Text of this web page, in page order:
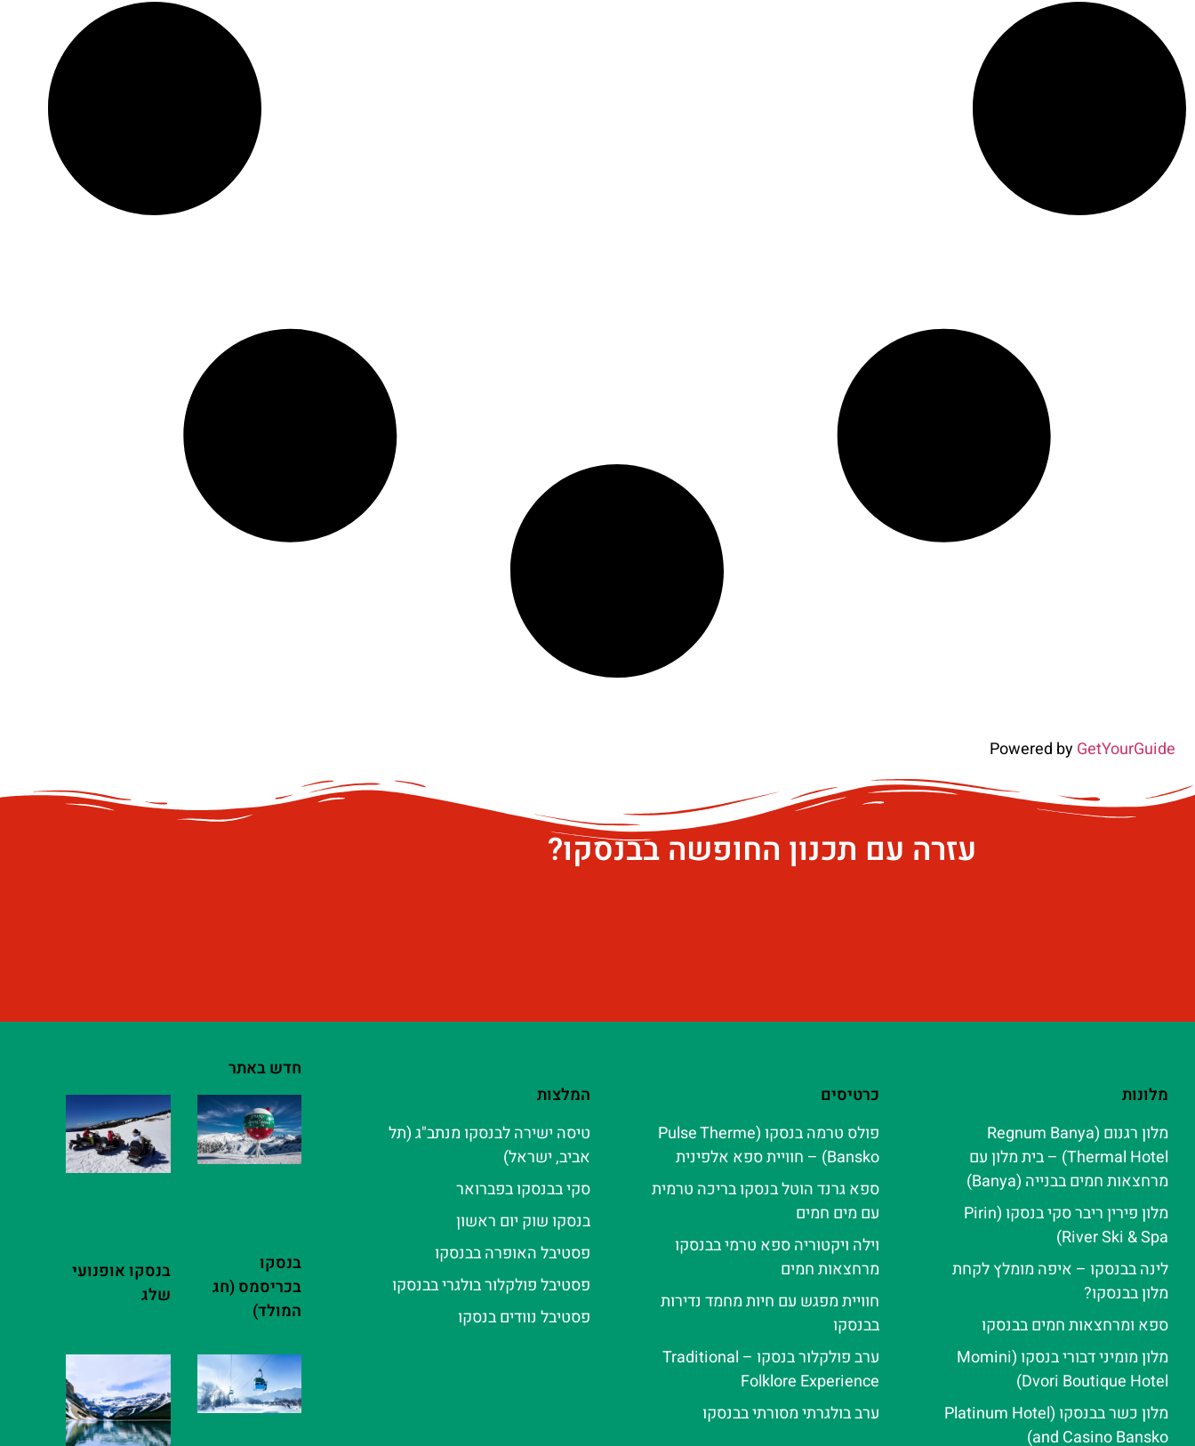
Powered byGetYourGuide
עזרה עם תכנון החופשה בבנסקו?
מלונות
מלון רגנום (Regnum Banya
Thermal Hotel) – בית מלון עם
מרחצאות חמים בבנייה (Banya)
מלון פירין ריבר סקי בנסקו (Pirin
River Ski & Spa‬)
לינה בבנסקו – איפה מומלץ לקחת
מלון בבנסקו?
ספא ומרחצאות חמים בבנסקו
מלון מומיני דבורי בנסקו (Momini
Dvori Boutique Hotel)
מלון כשר בבנסקו (Platinum Hotel
and Casino Bansko)
כרטיסים
פולס טרמה בנסקו (Pulse Therme
Bansko) – חוויית ספא אלפינית
ספא גרנד הוטל בנסקו בריכה טרמית
עם מים חמים
וילה ויקטוריה ספא טרמי בבנסקו
מרחצאות חמים
חוויית מפגש עם חיות מחמד נדירות
בבנסקו
ערב פולקלור בנסקו – Traditional
Folklore Experience
ערב בולגרתי מסורתי בבנסקו
המלצות
טיסה ישירה לבנסקו מנתב"ג (תל
אביב, ישראל)
סקי בבנסקו בפברואר
בנסקו שוק יום ראשון
פסטיבל האופרה בבנסקו
פסטיבל פולקלור בולגרי בבנסקו
פסטיבל נוודים בנסקו
חדש באתר
בנסקו
בכריסמס (חג
המולד)
בנסקו אופנועי
שלג